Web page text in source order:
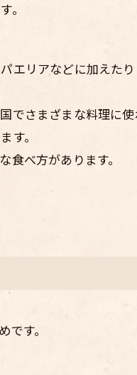
。
エリアなどに加えたり
さまざまな料理に使
す。
食べ方があります。
です。